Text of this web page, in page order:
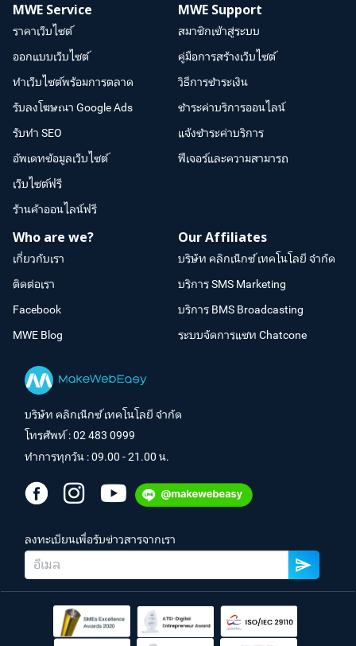
MWE Service
ราคาเว็บไซต์
ออกแบบเว็บไซต์
ทำเว็บไซต์พร้อมการตลาด
รับลงโฆษณา Google Ads
รับทำ SEO
อัพเดทข้อมูลเว็บไซต์
เว็บไซต์ฟรี
ร้านค้าออนไลน์ฟรี
MWE Support
สมาชิกเข้าสู่ระบบ
คู่มือการสร้างเว็บไซต์
วิธีการชำระเงิน
ชำระค่าบริการออนไลน์
แจ้งชำระค่าบริการ
ฟีเจอร์และความสามารถ
Who are we?
เกี่ยวกับเรา
ติดต่อเรา
Facebook
MWE Blog
Our Affiliates
บริษัท คลิกเน็กซ์ เทคโนโลยี จำกัด
บริการ SMS Marketing
บริการ BMS Broadcasting
ระบบจัดการแชท Chatcone
บริษัท คลิกเน็กซ์ เทคโนโลยี จำกัด
โทรศัพท์ :02 483 0999
ทำการทุกวัน : 09.00 - 21.00 น.
ลงทะเบียนเพื่อรับข่าวสารจากเรา